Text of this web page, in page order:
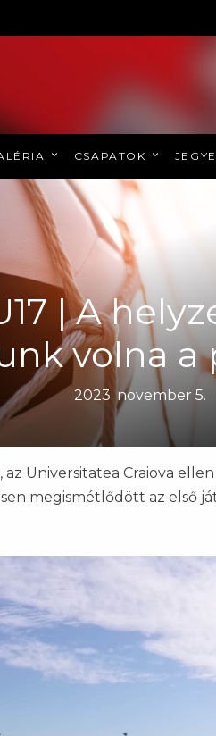
CSAPATOK
| A
volna a
2023. november 5.
az Universitatea Craiova
megismétlődött az első